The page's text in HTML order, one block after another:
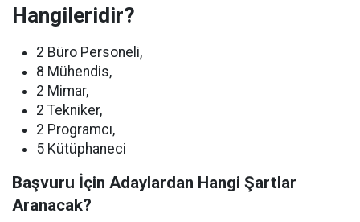
Hangileridir?
2 Büro Personeli,
8 Mühendis,
2 Mimar,
2 Tekniker,
2 Programcı,
5 Kütüphaneci
Başvuru İçin Adaylardan Hangi Şartlar
Aranacak?